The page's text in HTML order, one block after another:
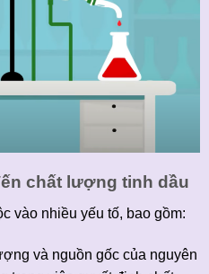
chất lượng tinh dầu
vào nhiều yếu tố, bao gồm:
và nguồn gốc của nguyên